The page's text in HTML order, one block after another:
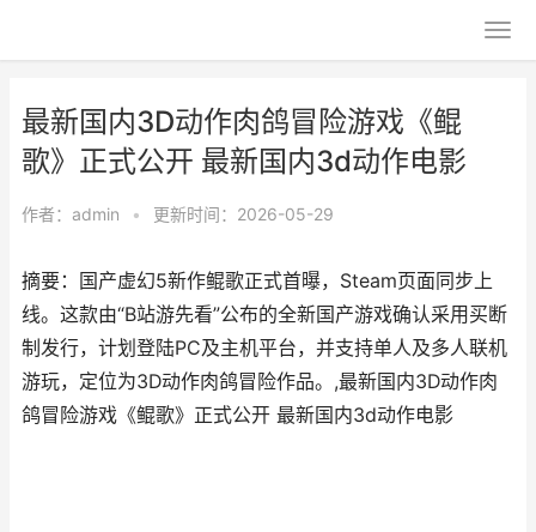
最新国内3D动作肉鸽冒险游戏《鲲
歌》正式公开 最新国内3d动作电影
作者： admin • 更新时间：2026-05-29
摘要：国产虚幻5新作鲲歌正式首曝，Steam页面同步上
线。这款由“B站游先看”公布的全新国产游戏确认采用买断
制发行，计划登陆PC及主机平台，并支持单人及多人联机
游玩，定位为3D动作肉鸽冒险作品。,最新国内3D动作肉
鸽冒险游戏《鲲歌》正式公开 最新国内3d动作电影